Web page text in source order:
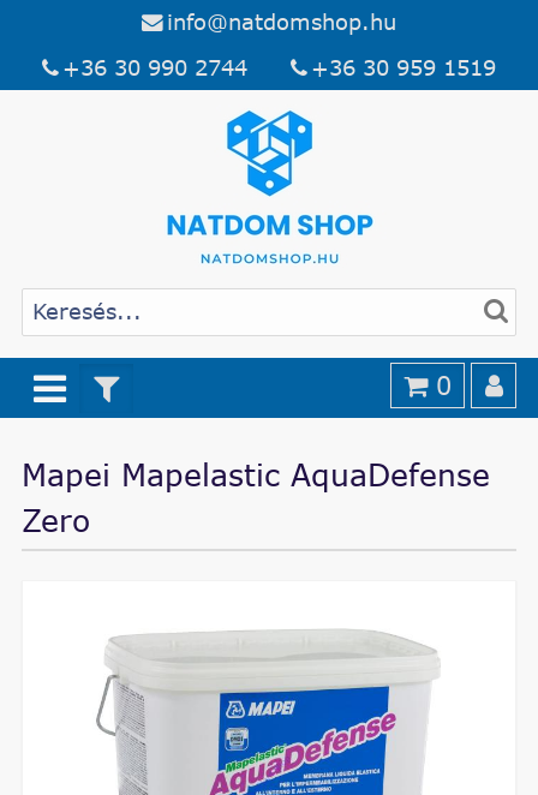
info@natdomshop.hu
+36 30 990 2744
+36 30 959 1519
0
Mapei Mapelastic AquaDefense
Zero